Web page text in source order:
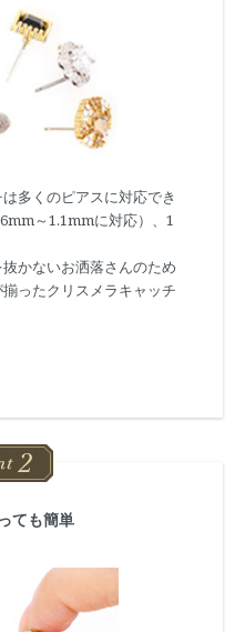
多くのピアスに対応でき
～1.1mmに対応）、1
かないお洒落さんのため
ったクリスメラキャッチ
ても簡単